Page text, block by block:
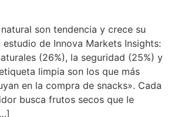
son tendencia y crece su
estudio de Innova Markets Insights:
(26%), la seguridad (25%) y
limpia son los que más
en la compra de snacks». Cada
busca frutos secos que le